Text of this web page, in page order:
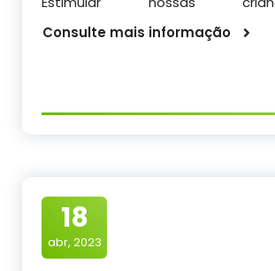
Consulte mais informação
18
abr, 2023